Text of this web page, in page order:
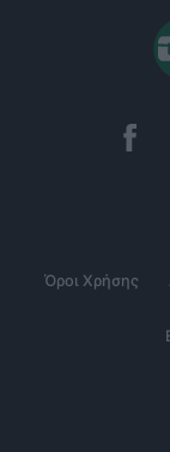
Όροι Χρήσης